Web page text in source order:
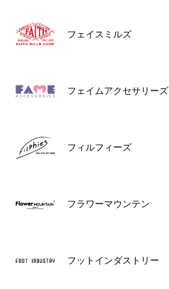
フェイスミルズ
フェイムアクセサリーズ
フィルフィーズ
フラワーマウンテン
フットインダストリー